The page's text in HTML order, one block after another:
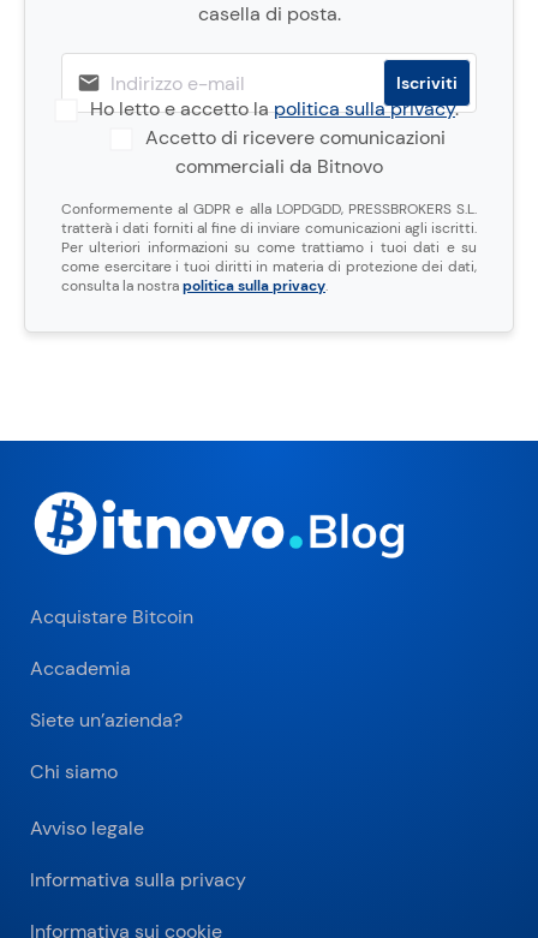
casella di posta.
Ho letto e accetto lapolitica sulla privacy.
Accetto di ricevere comunicazioni
commerciali da Bitnovo
Conformemente al GDPR e alla LOPDGDD, PRESSBROKERS S.L.
tratterà i dati forniti al fine di inviare comunicazioni agli iscritti.
Per ulteriori informazioni su come trattiamo i tuoi dati e su
come esercitare i tuoi diritti in materia di protezione dei dati,
consulta la nostrapolitica sulla privacy.
Acquistare Bitcoin
Accademia
Siete un’azienda?
Chi siamo
Avviso legale
Informativa sulla privacy
Informativa sui cookie